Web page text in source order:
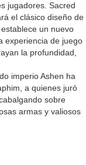
jugadores. Sacred
el clásico diseño de
un nuevo
experiencia de juego
la profundidad,
imperio Ashen ha
a quienes juró
sobre
armas y valiosos